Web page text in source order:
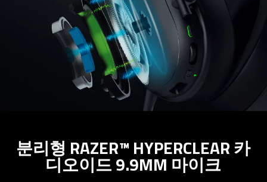
분리형 RAZER™ HYPERCLEAR 카
디오이드 9.9MM 마이크